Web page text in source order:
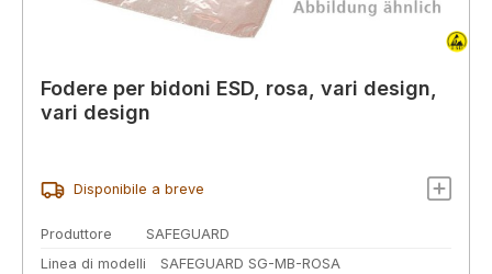
Fodere per bidoni ESD, rosa, vari design,
vari design
Disponibile a breve
Produttore
SAFEGUARD
Linea di modelli
SAFEGUARD SG-MB-ROSA